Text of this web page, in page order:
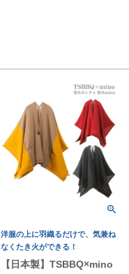
洋服の上に羽織るだけで、気兼ね
なくたき火ができる！
【日本製】TSBBQ×mino